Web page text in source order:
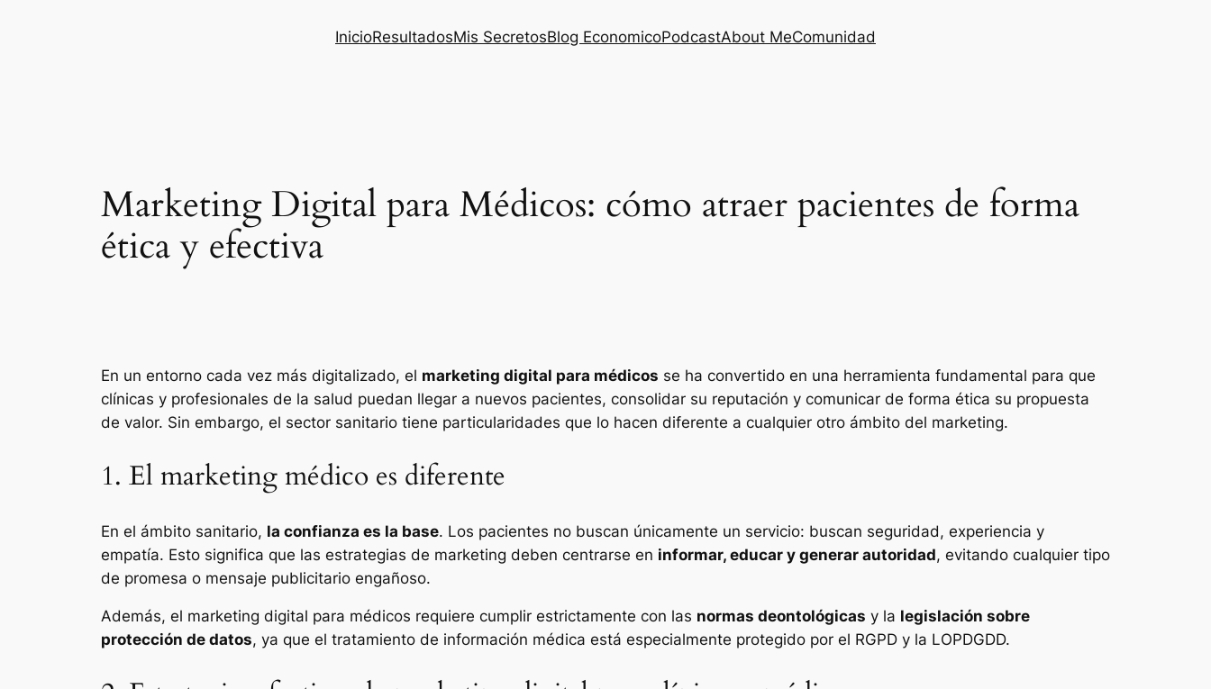
InicioResultadosMis SecretosBlog EconomicoPodcastAbout MeComunidad
Marketing Digital para Médicos: cómo atraer pacientes de forma
ética y efectiva
En un entorno cada vez más digitalizado, el marketing digital para médicos se ha convertido en una herramienta fundamental para que
clínicas y profesionales de la salud puedan llegar a nuevos pacientes, consolidar su reputación y comunicar de forma ética su propuesta
de valor. Sin embargo, el sector sanitario tiene particularidades que lo hacen diferente a cualquier otro ámbito del marketing.
1. El marketing médico es diferente
En el ámbito sanitario, la confianza es la base. Los pacientes no buscan únicamente un servicio: buscan seguridad, experiencia y
empatía. Esto significa que las estrategias de marketing deben centrarse en informar, educar y generar autoridad, evitando cualquier tipo
de promesa o mensaje publicitario engañoso.
Además, el marketing digital para médicos requiere cumplir estrictamente con las normas deontológicas y la legislación sobre
protección de datos, ya que el tratamiento de información médica está especialmente protegido por el RGPD y la LOPDGDD.